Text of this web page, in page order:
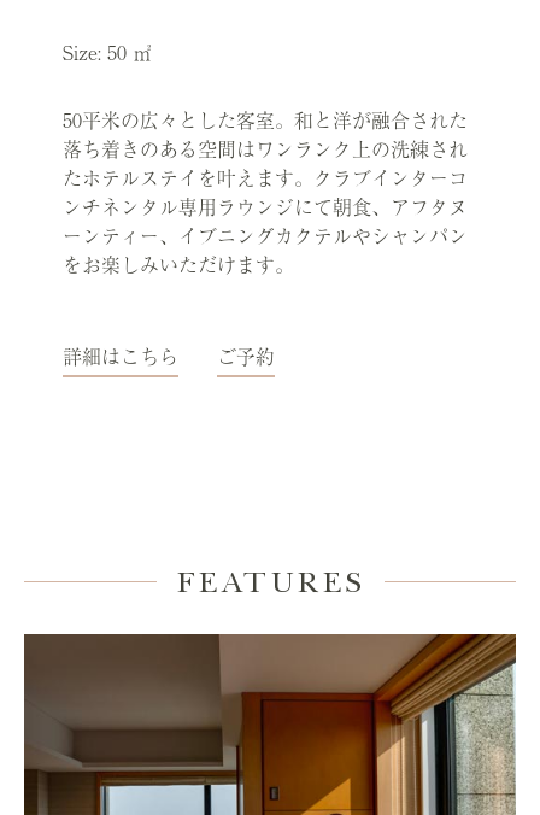
Size: 50 ㎡
50平米の広々とした客室。和と洋が融合された
落ち着きのある空間はワンランク上の洗練され
たホテルステイを叶えます。クラブインターコ
ンチネンタル専用ラウンジにて朝食、アフタヌ
ーンティー、イブニングカクテルやシャンパン
をお楽しみいただけます。
詳細はこちら ご予約
FEATURES